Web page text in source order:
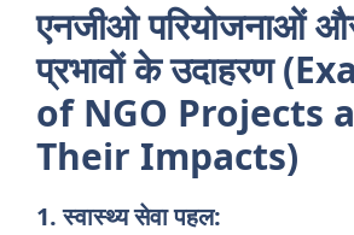
एनजीओ परियोजनाओं
प्रभावों के उदाहरण
of NGO Projects
Their Impacts)
1. स्वास्थ्य सेवा पहल: